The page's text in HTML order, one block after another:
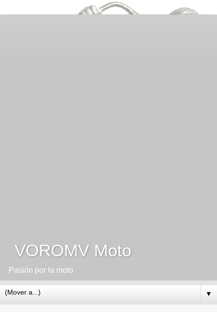
VOROMV Moto
Pasión por la moto
▼